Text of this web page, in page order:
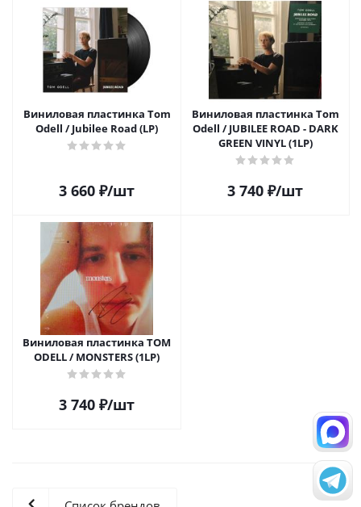
Виниловая пластинка Tom
Odell / Jubilee Road (LP)
3 660 ₽/шт
Виниловая пластинка Tom
Odell / JUBILEE ROAD - DARK
GREEN VINYL (1LP)
3 740 ₽/шт
Виниловая пластинка TOM
ODELL / MONSTERS (1LP)
3 740 ₽/шт